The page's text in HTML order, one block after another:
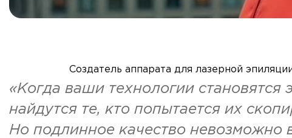
Создатель аппарата для лазерной
«Когда ваши технологии становятся
найдутся те, кто попытается их
Но подлинное качество невозможно